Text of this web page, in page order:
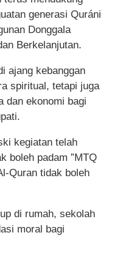
generasi Quráni
Donggala
Berkelanjutan.
ajang kebanggan
spiritual, tetapi juga
dan ekonomi bagi
kegiatan telah
boleh padam ”MTQ
Quran tidak boleh
di rumah, sekolah
moral bagi